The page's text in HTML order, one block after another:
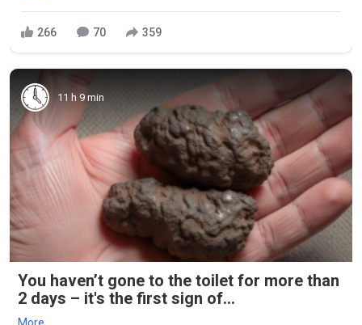
266 70 359
11 h 9 min
You haven’t gone to the toilet for more than
2 days – it's the first sign of...